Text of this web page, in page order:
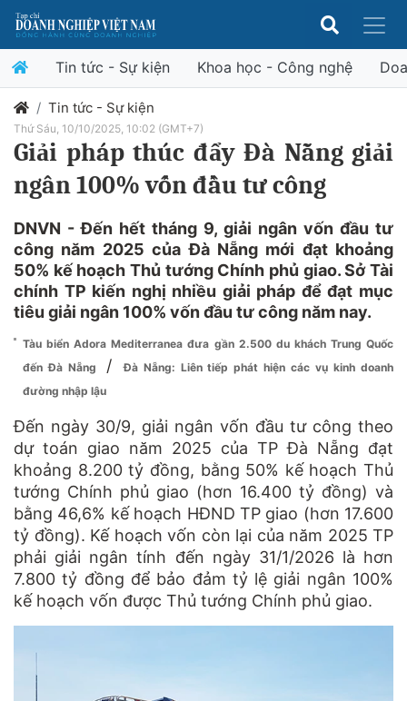
Tin tức - Sự kiện Khoa học - Công nghệ
Tin tức - Sự kiện
Thứ Sáu, 10/10/2025, 10:02 (GMT+7)
Giải pháp thúc đẩy Đà Nẵng giải
ngân 100% vốn đầu tư công
DNVN - Đến hết tháng 9, giải ngân vốn đầu tư
công năm 2025 của Đà Nẵng mới đạt khoảng
50% kế hoạch Thủ tướng Chính phủ giao. Sở Tài
chính TP kiến nghị nhiều giải pháp để đạt mục
tiêu giải ngân 100% vốn đầu tư công năm nay.
Tàu biển Adora Mediterranea đưa gần 2.500 du khách Trung Quốc
đến Đà Nẵng
/
Đà Nẵng: Liên tiếp phát hiện các vụ kinh doanh
đường nhập lậu
Đến ngày 30/9, giải ngân vốn đầu tư công theo
dự toán giao năm 2025 của TP Đà Nẵng đạt
khoảng 8.200 tỷ đồng, bằng 50% kế hoạch Thủ
tướng Chính phủ giao (hơn 16.400 tỷ đồng) và
bằng 46,6% kế hoạch HĐND TP giao (hơn 17.600
tỷ đồng). Kế hoạch vốn còn lại của năm 2025 TP
phải giải ngân tính đến ngày 31/1/2026 là hơn
7.800 tỷ đồng để bảo đảm tỷ lệ giải ngân 100%
kế hoạch vốn được Thủ tướng Chính phủ giao.